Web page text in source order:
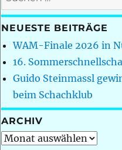
nach:
NEUESTE BEITRÄGE
WAM-Finale 2026 in
16.
Guido Steinmassl
beim Schachklub
ARCHIV
Archiv